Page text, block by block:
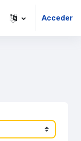
Acceder